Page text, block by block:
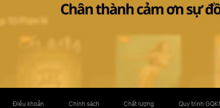
Điều khoản Chính sách Chất lượng Quy trình